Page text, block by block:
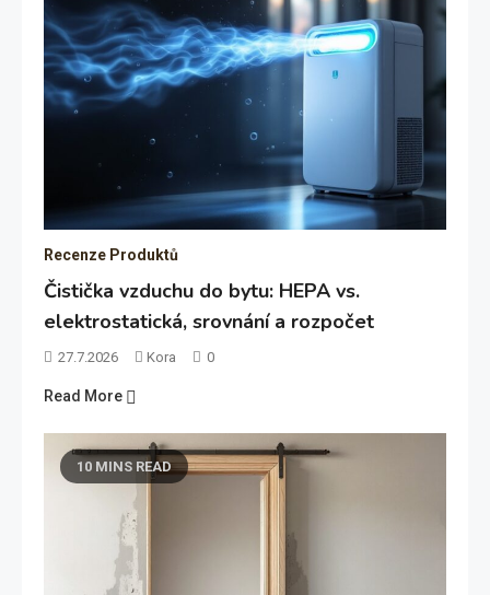
Recenze Produktů
Čistička vzduchu do bytu: HEPA vs.
elektrostatická, srovnání a rozpočet
27.7.2026 Kora 0
Read More
10 MINS READ